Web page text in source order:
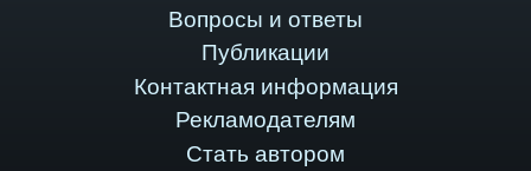
Вопросы и ответы
Публикации
Контактная информация
Рекламодателям
Стать автором